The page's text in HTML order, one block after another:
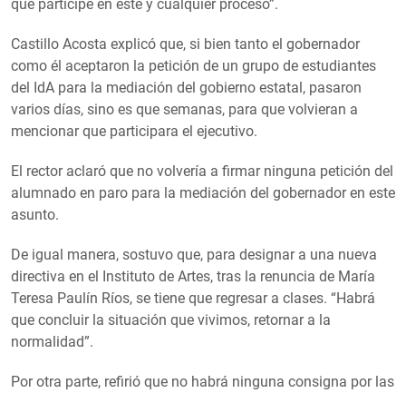
que participe en este y cualquier proceso”.
Castillo Acosta explicó que, si bien tanto el gobernador
como él aceptaron la petición de un grupo de estudiantes
del IdA para la mediación del gobierno estatal, pasaron
varios días, sino es que semanas, para que volvieran a
mencionar que participara el ejecutivo.
El rector aclaró que no volvería a firmar ninguna petición del
alumnado en paro para la mediación del gobernador en este
asunto.
De igual manera, sostuvo que, para designar a una nueva
directiva en el Instituto de Artes, tras la renuncia de María
Teresa Paulín Ríos, se tiene que regresar a clases. “Habrá
que concluir la situación que vivimos, retornar a la
normalidad”.
Por otra parte, refirió que no habrá ninguna consigna por las